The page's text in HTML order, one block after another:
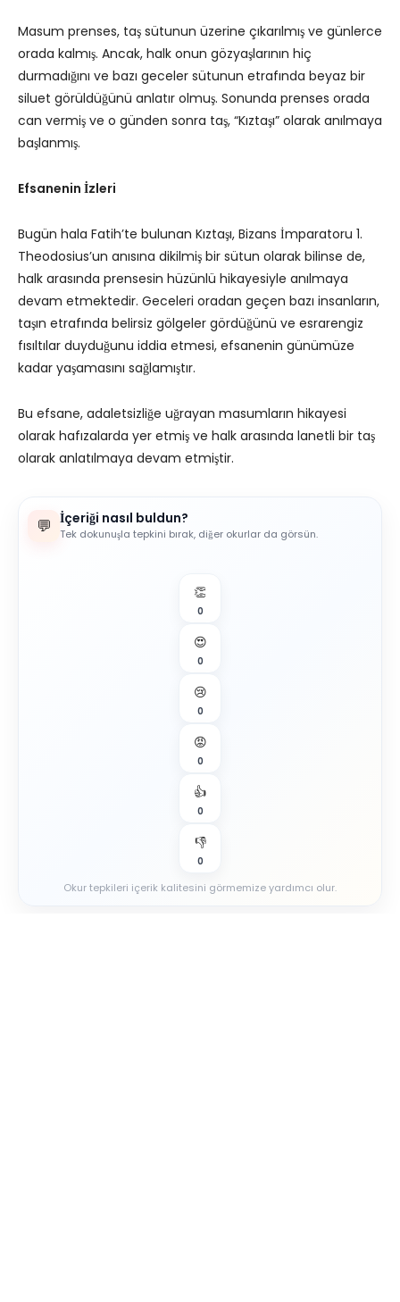
Masum prenses, taş sütunun üzerine çıkarılmış ve günlerce
orada kalmış. Ancak, halk onun gözyaşlarının hiç
durmadığını ve bazı geceler sütunun etrafında beyaz bir
siluet görüldüğünü anlatır olmuş. Sonunda prenses orada
can vermiş ve o günden sonra taş, “Kıztaşı” olarak anılmaya
başlanmış.
Efsanenin İzleri
Bugün hala Fatih’te bulunan Kıztaşı, Bizans İmparatoru 1.
Theodosius’un anısına dikilmiş bir sütun olarak bilinse de,
halk arasında prensesin hüzünlü hikayesiyle anılmaya
devam etmektedir. Geceleri oradan geçen bazı insanların,
taşın etrafında belirsiz gölgeler gördüğünü ve esrarengiz
fısıltılar duyduğunu iddia etmesi, efsanenin günümüze
kadar yaşamasını sağlamıştır.
Bu efsane, adaletsizliğe uğrayan masumların hikayesi
olarak hafızalarda yer etmiş ve halk arasında lanetli bir taş
olarak anlatılmaya devam etmiştir.
💬 İçeriği nasıl buldun?
Tek dokunuşla tepkini bırak, diğer okurlar da görsün.
👏
0
😍
0
😢
0
😡
0
👍
0
👎
0
Okur tepkileri içerik kalitesini görmemize yardımcı olur.